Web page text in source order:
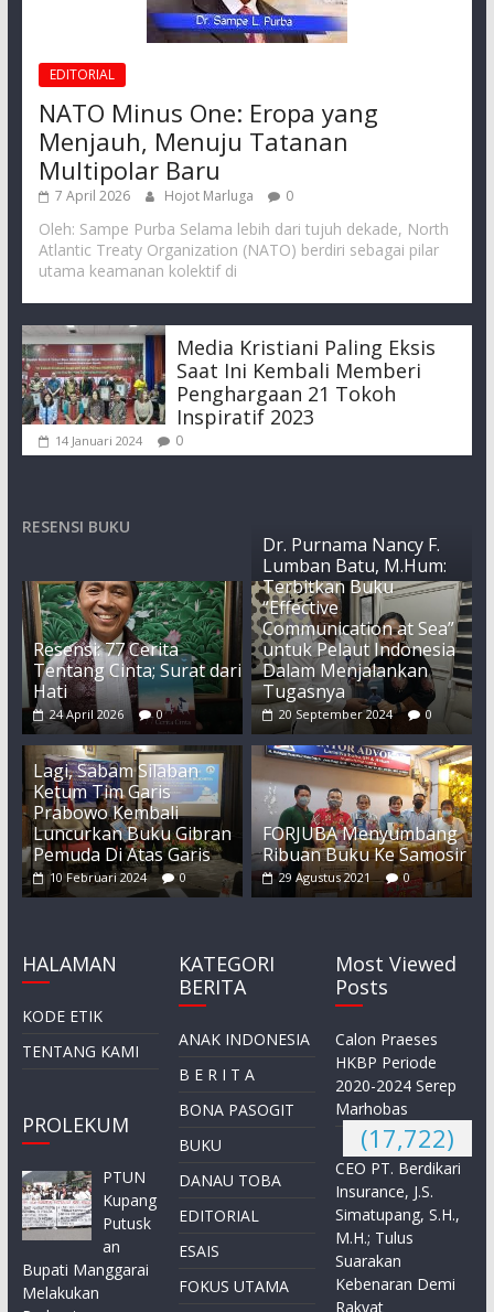
EDITORIAL
NATO Minus One: Eropa yang
Menjauh, Menuju Tatanan
Multipolar Baru
7 April 2026 Hojot Marluga 0
Oleh: Sampe Purba Selama lebih dari tujuh dekade, North
Atlantic Treaty Organization (NATO) berdiri sebagai pilar
utama keamanan kolektif di
Media Kristiani Paling Eksis
Saat Ini Kembali Memberi
Penghargaan 21 Tokoh
Inspiratif 2023
14 Januari 2024 0
RESENSI BUKU
Resensi: 77 Cerita
Tentang Cinta; Surat dari
Hati
24 April 2026 0
Dr. Purnama Nancy F.
Lumban Batu, M.Hum:
Terbitkan Buku
“Effective
Communication at Sea”
untuk Pelaut Indonesia
Dalam Menjalankan
Tugasnya
20 September 2024 0
Lagi, Sabam Silaban
Ketum Tim Garis
Prabowo Kembali
Luncurkan Buku Gibran
Pemuda Di Atas Garis
10 Februari 2024 0
FORJUBA Menyumbang
Ribuan Buku Ke Samosir
29 Agustus 2021 0
HALAMAN
KODE ETIK
TENTANG KAMI
PROLEKUM
PTUN
Kupang
Putusk
an
Bupati Manggarai
Melakukan
KATEGORI
BERITA
ANAK INDONESIA
B E R I T A
BONA PASOGIT
BUKU
DANAU TOBA
EDITORIAL
ESAIS
FOKUS UTAMA
Most Viewed
Posts
Calon Praeses
HKBP Periode
2020-2024 Serep
Marhobas
(17,722)
CEO PT. Berdikari
Insurance, J.S.
Simatupang, S.H.,
M.H.; Tulus
Suarakan
Kebenaran Demi
Rakyat